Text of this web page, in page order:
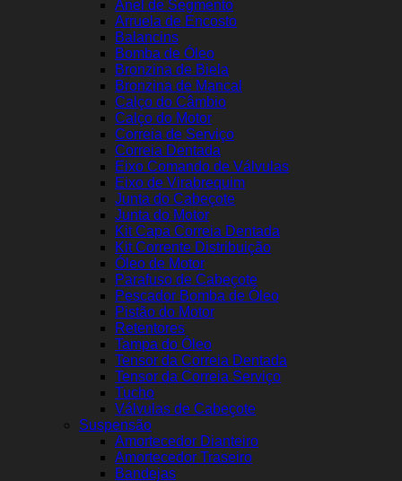
Anel de Segmento
Arruela de Encosto
Balancins
Bomba de Óleo
Bronzina de Biela
Bronzina de Mancal
Calço do Câmbio
Calço do Motor
Correia de Serviço
Correia Dentada
Eixo Comando de Válvulas
Eixo de Virabrequim
Junta do Cabeçote
Junta do Motor
Kit Capa Correia Dentada
Kit Corrente Distribuição
Óleo de Motor
Parafuso de Cabeçote
Pescador Bomba de Óleo
Pistão do Motor
Retentores
Tampa do Óleo
Tensor da Correia Dentada
Tensor da Correia Serviço
Tucho
Válvulas de Cabeçote
Suspensão
Amortecedor Dianteiro
Amortecedor Traseiro
Bandejas